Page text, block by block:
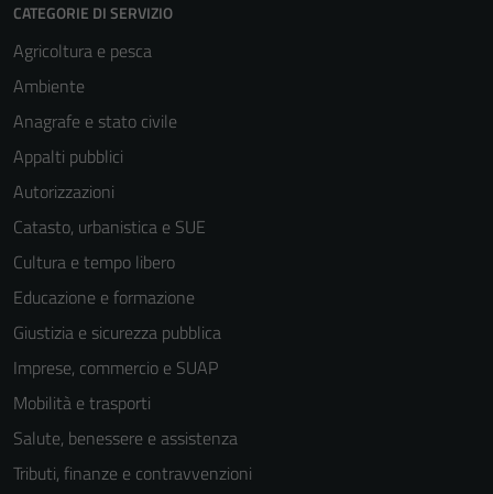
CATEGORIE DI SERVIZIO
Agricoltura e pesca
Ambiente
Anagrafe e stato civile
Appalti pubblici
Autorizzazioni
Catasto, urbanistica e SUE
Cultura e tempo libero
Educazione e formazione
Giustizia e sicurezza pubblica
Imprese, commercio e SUAP
Mobilità e trasporti
Salute, benessere e assistenza
Tributi, finanze e contravvenzioni